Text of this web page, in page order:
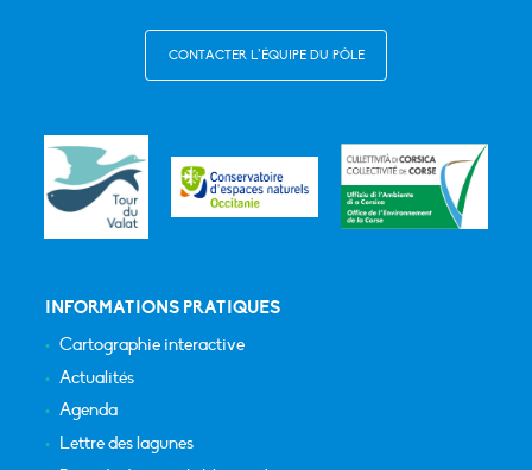
CONTACTER L’ÉQUIPE DU PÔLE
INFORMATIONS PRATIQUES
Cartographie interactive
Actualités
Agenda
Lettre des lagunes